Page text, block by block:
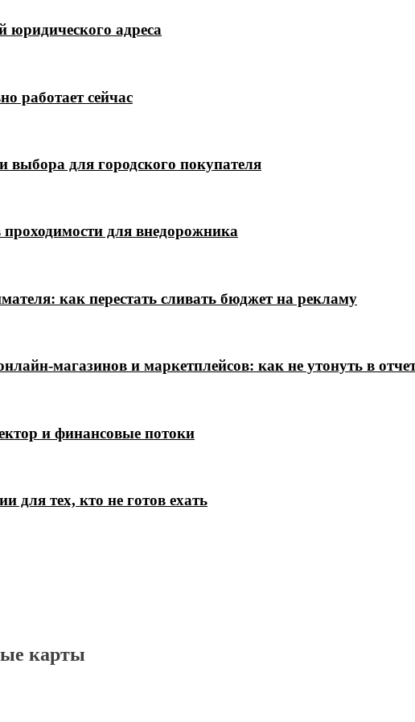
юридического адреса
работает сейчас
для городского покупателя
для внедорожника
как перестать сливать бюджет на рекламу
и маркетплейсов: как не утонуть в
и финансовые потоки
для тех, кто не готов ехать
карты